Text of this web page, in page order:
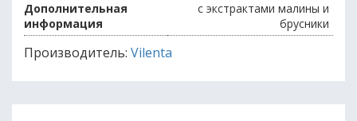
Дополнительная
информация
с экстрактами малины и
брусники
Производитель: Vilenta